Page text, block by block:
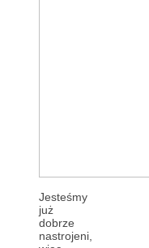
Jesteśmy
już
dobrze
nastrojeni,